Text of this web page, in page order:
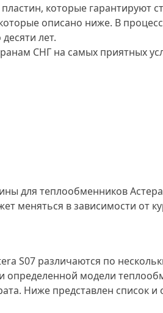
которые гарантируют
описано ниже. В
лет.
СНГ на самых приятных
для теплообменников
меняться в зависимости от
S07 различаются по
определенной модели
Ниже представлен список